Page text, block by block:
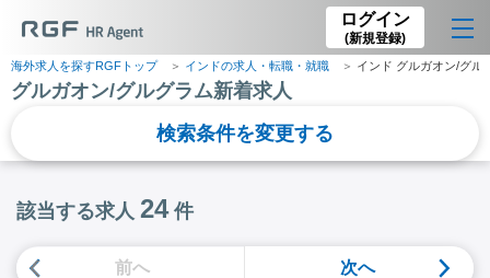
ログイン
(新規登録)
海外求人を探すRGFトップ インドの求人・転職・就職 インド グルガオン/グル
グルガオン/グルグラム新着求人
検索条件を変更する
該当する求人 24 件
前へ 次へ